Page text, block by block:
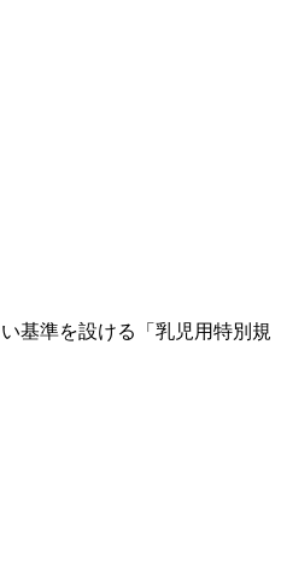
基準を設ける「乳児用特別規